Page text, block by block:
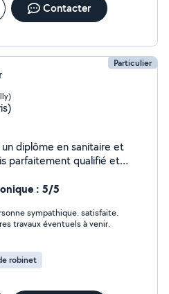
Contacter
Particulier
diplôme en sanitaire et
parfaitement qualifié et
: 5/5
sympathique. satisfaite.
travaux éventuels à venir.
robinet